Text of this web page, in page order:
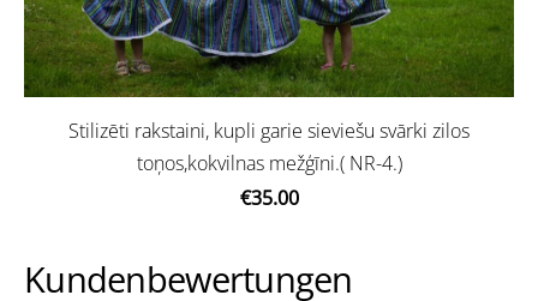
Stilizēti rakstaini, kupli garie sieviešu svārki zilos
toņos,kokvilnas mežģīni.( NR-4.)
€35.00
Kundenbewertungen